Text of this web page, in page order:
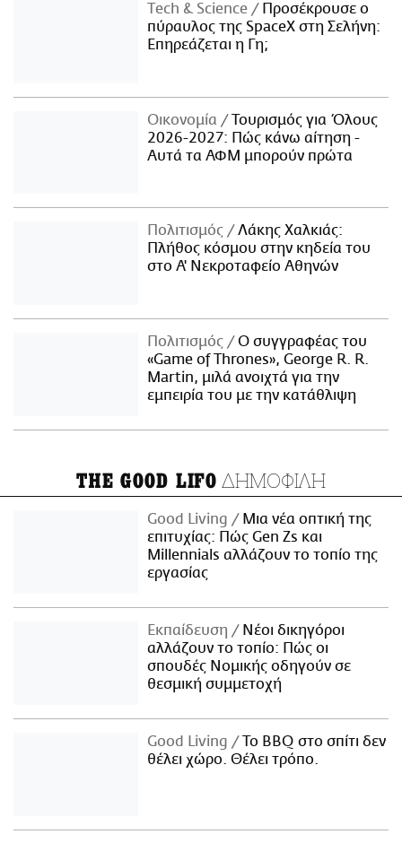
Τech & Science
Προσέκρουσε ο
πύραυλος της SpaceX στη Σελήνη:
Επηρεάζεται η Γη;
Οικονομία
Τουρισμός για Όλους
2026-2027: Πώς κάνω αίτηση -
Αυτά τα ΑΦΜ μπορούν πρώτα
Πολιτισμός
Λάκης Χαλκιάς:
Πλήθος κόσμου στην κηδεία του
στο Α' Νεκροταφείο Αθηνών
Πολιτισμός
Ο συγγραφέας του
«Game of Thrones», George R. R.
Martin, μιλά ανοιχτά για την
εμπειρία του με την κατάθλιψη
THE GOOD LIFO ΔΗΜΟΦΙΛΗ
Good Living
Μια νέα οπτική της
επιτυχίας: Πώς Gen Zs και
Millennials αλλάζουν το τοπίο της
εργασίας
Εκπαίδευση
Νέοι δικηγόροι
αλλάζουν το τοπίο: Πώς οι
σπουδές Νομικής οδηγούν σε
θεσμική συμμετοχή
Good Living
Το BBQ στο σπίτι δεν
θέλει χώρο. Θέλει τρόπο.